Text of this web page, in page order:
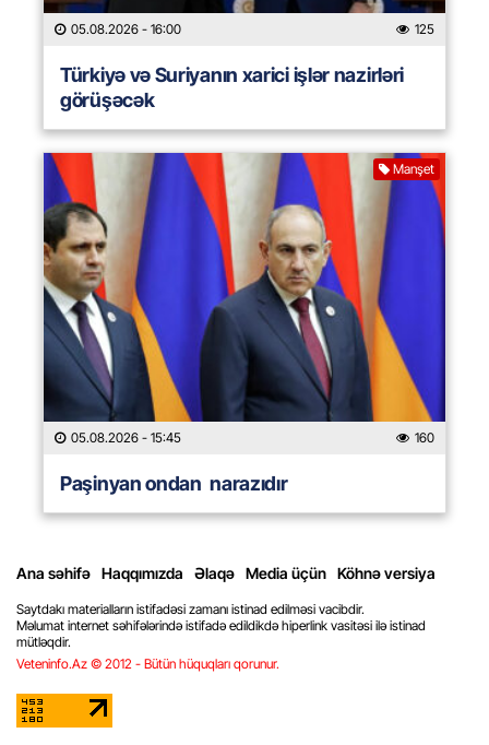
05.08.2026 - 16:00 125
Türkiyə və Suriyanın xarici işlər nazirləri
görüşəcək
Manşet
05.08.2026 - 15:45 160
Paşinyan ondan narazıdır
Ana səhifə Haqqımızda Əlaqə Media üçün Köhnə versiya
Saytdakı materialların istifadəsi zamanı istinad edilməsi vacibdir.
Məlumat internet səhifələrində istifadə edildikdə hiperlink vasitəsi ilə istinad
mütləqdir.
Veteninfo.Az © 2012 - Bütün hüquqları qorunur.